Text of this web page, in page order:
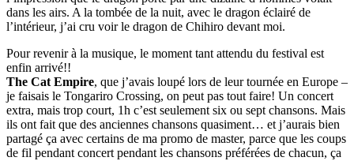
dans les airs. A la tombée de la nuit, avec le dragon éclairé de
l’intérieur, j’ai cru voir le dragon de Chihiro devant moi.
Pour revenir à la musique, le moment tant attendu du festival est
enfin arrivé!!
The Cat Empire, que j’avais loupé lors de leur tournée en Europe –
je faisais le Tongariro Crossing, on peut pas tout faire! Un concert
extra, mais trop court, 1h c’est seulement six ou sept chansons. Mais
ils ont fait que des anciennes chansons quasiment… et j’aurais bien
partagé ça avec certains de ma promo de master, parce que les coups
de fil pendant concert pendant les chansons préférées de chacun, ça